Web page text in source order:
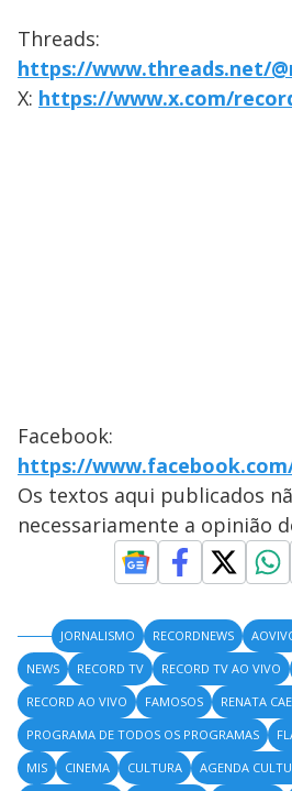
Threads:
https://www.threads.net/
X: https://www.x.com/
Facebook:
https://
Os textos aqui publicados
necessariamente a opinião
JORNALISMO RECORDNEWS
NEWS
RECORD TV RECORD TV AO VIVO
RECORD AO VIVO
FAMOSOS RENATA
PROGRAMA DE TODOS OS PROGRAMAS
MIS
CINEMA CULTURA AGENDA